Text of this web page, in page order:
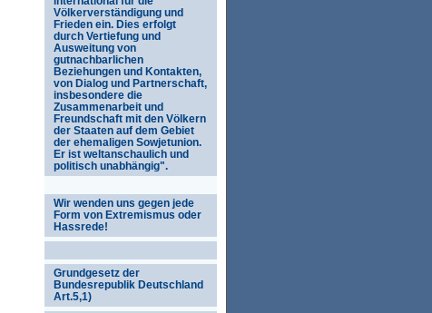
Völkerverständigung und
Frieden ein. Dies erfolgt
durch Vertiefung und
Ausweitung von
gutnachbarlichen
Beziehungen und Kontakten,
von Dialog und Partnerschaft,
insbesondere die
Zusammenarbeit und
Freundschaft mit den Völkern
der Staaten auf dem Gebiet
der ehemaligen Sowjetunion.
Er ist weltanschaulich und
politisch unabhängig".
Wir wenden uns gegen jede
Form von Extremismus oder
Hassrede!
Grundgesetz der
Bundesrepublik Deutschland
Art.5,1)